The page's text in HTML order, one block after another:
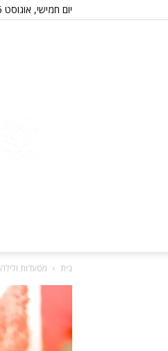
יום חמישי, אוגוסט 6, 2026
בית מסעדות ולילה